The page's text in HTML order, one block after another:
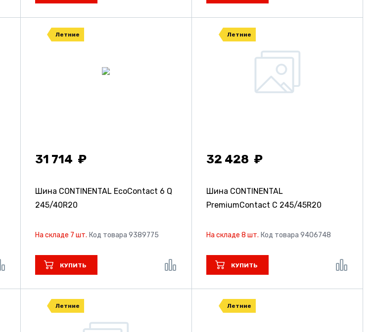
Летние
31 714
Шина CONTINENTAL EcoContact 6 Q
245/40R20
На складе 7 шт. Код товара 9389775
КУПИТЬ
Летние
32 428
Шина CONTINENTAL
PremiumContact C 245/45R20
На складе 8 шт. Код товара 9406748
КУПИТЬ
Летние Летние